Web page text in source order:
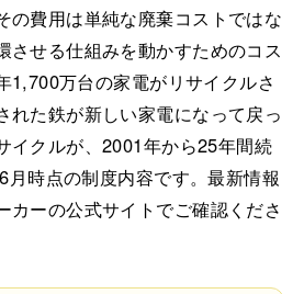
の費用は単純な廃棄コストではな
させる仕組みを動かすためのコス
1,700万台の家電がリサイクルさ
れた鉄が新しい家電になって戻っ
イクルが、2001年から25年間続
月時点の制度内容です。最新情報
カーの公式サイトでご確認くださ